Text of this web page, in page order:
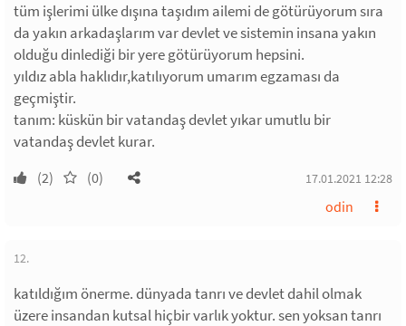
tüm işlerimi ülke dışına taşıdım ailemi de götürüyorum sıra
da yakın arkadaşlarım var devlet ve sistemin insana yakın
olduğu dinlediği bir yere götürüyorum hepsini.
yıldız abla haklıdır,katılıyorum umarım egzaması da
geçmiştir.
tanım: küskün bir vatandaş devlet yıkar umutlu bir
vatandaş devlet kurar.
(2) (0) 17.01.2021 12:28
odin
12.
katıldığım önerme. dünyada tanrı ve devlet dahil olmak
üzere insandan kutsal hiçbir varlık yoktur. sen yoksan tanrı